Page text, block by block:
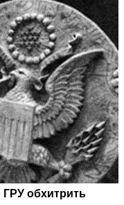
ГРУ обхитрить